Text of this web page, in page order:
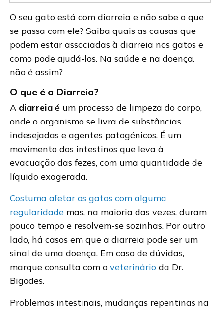
O seu gato está com diarreia e não sabe o que
se passa com ele? Saiba quais as causas que
podem estar associadas à diarreia nos gatos e
como pode ajudá-los. Na saúde e na doença,
não é assim?
O que é a Diarreia?
A diarreia é um processo de limpeza do corpo,
onde o organismo se livra de substâncias
indesejadas e agentes patogénicos. É um
movimento dos intestinos que leva à
evacuação das fezes, com uma quantidade de
líquido exagerada.
Costuma afetar os gatos com alguma
regularidade mas, na maioria das vezes, duram
pouco tempo e resolvem-se sozinhas. Por outro
lado, há casos em que a diarreia pode ser um
sinal de uma doença. Em caso de dúvidas,
marque consulta com o veterinário da Dr.
Bigodes.
Problemas intestinais, mudanças repentinas na